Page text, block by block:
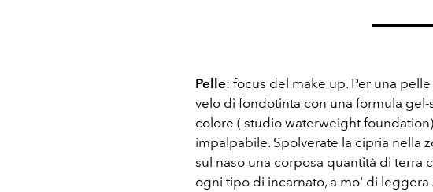
Pelle: focus del make up. Per una
velo di fondotinta con una formula
colore ( studio waterweight
impalpabile. Spolverate la cipria nella
sul naso una corposa quantità di terra
ogni tipo di incarnato, a mo' di leggera